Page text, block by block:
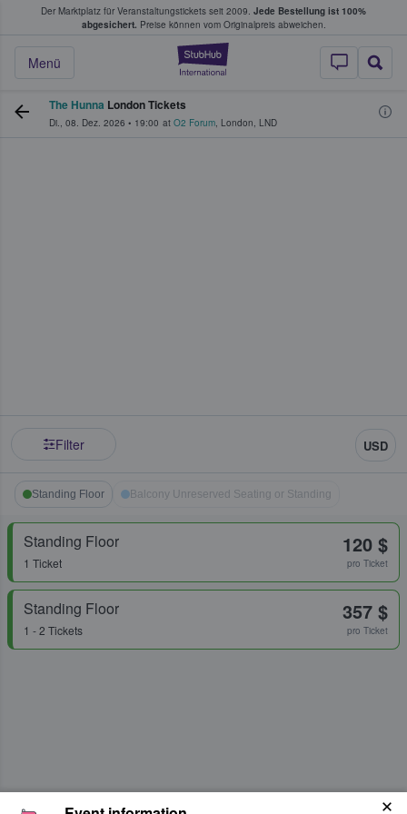
Der Marktplatz für Veranstaltungstickets seit 2009. Jede Bestellung ist 100%
abgesichert. Preise können vom Originalpreis abweichen.
StubHub - Wo
Menü
Tickets kaufen & verkaufen
The Hunna London Tickets
Di., 08. Dez. 2026 • 19:00 at O2 Forum, London, LND
Filter USD
Standing Floor Balcony Unreserved Seating or Standing
Standing Floor
1 Ticket
120 $
pro Ticket
Standing Floor
1 - 2 Tickets
357 $
pro Ticket